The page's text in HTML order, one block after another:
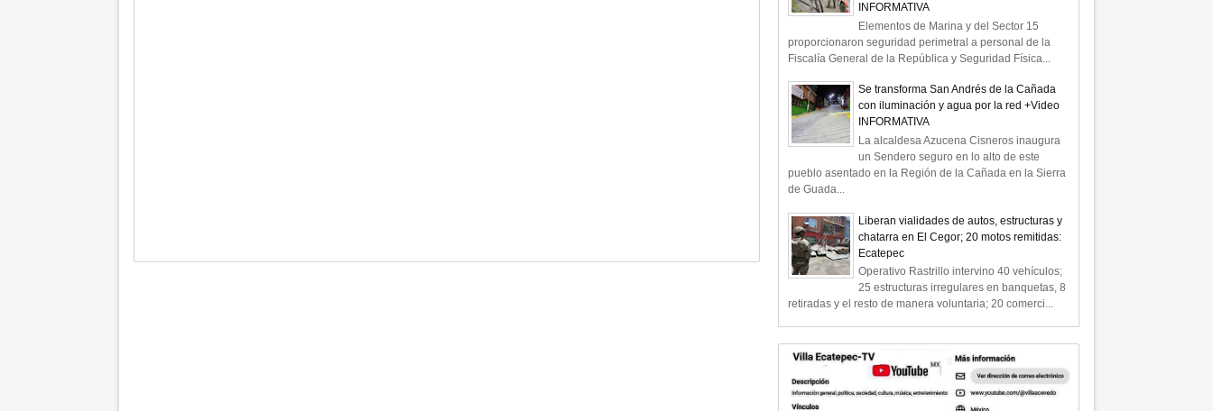
INFORMATIVA
Elementos de Marina y del Sector 15
proporcionaron seguridad perimetral a personal de la
Fiscalía General de la República y Seguridad Física...
Se transforma San Andrés de la Cañada
con iluminación y agua por la red +Video
INFORMATIVA
La alcaldesa Azucena Cisneros inaugura
un Sendero seguro en lo alto de este
pueblo asentado en la Región de la Cañada en la Sierra
de Guada...
Liberan vialidades de autos, estructuras y
chatarra en El Cegor; 20 motos remitidas:
Ecatepec
Operativo Rastrillo intervino 40 vehículos;
25 estructuras irregulares en banquetas, 8
retiradas y el resto de manera voluntaria; 20 comerci...